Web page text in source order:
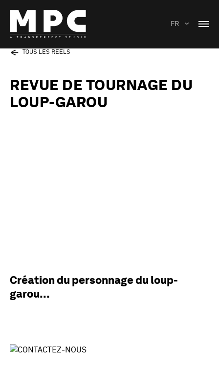
FR
TOUS LES REELS
REVUE DE TOURNAGE DU
LOUP-GAROU
Création du personnage du loup-
garou...